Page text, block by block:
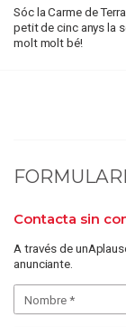
Sóc la Carme de
petit de cinc anys la
molt molt bé!
Contacta sin
A través de
anunciante.